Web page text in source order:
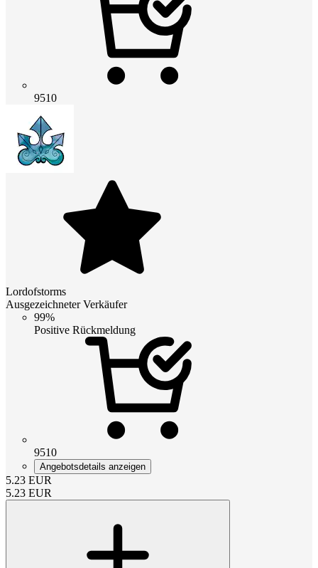
9510
Lordofstorms
Ausgezeichneter Verkäufer
99%
Positive Rückmeldung
9510
Angebotsdetails anzeigen
5.23 EUR
5.23 EUR